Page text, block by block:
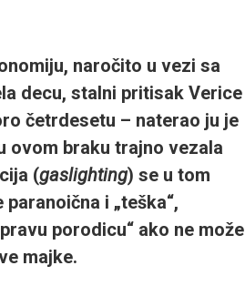
naročito u vezi sa
decu, stalni pritisak Verice
četrdesetu – naterao ju je
ovom braku trajno vezala
(gaslighting) se u tom
i „teška“,
porodicu“ ako ne može
majke.